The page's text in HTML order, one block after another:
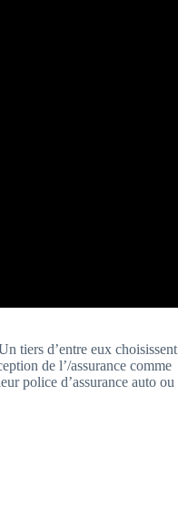
tiers d’entre eux choisissent
de l’/assurance comme
police d’assurance auto ou